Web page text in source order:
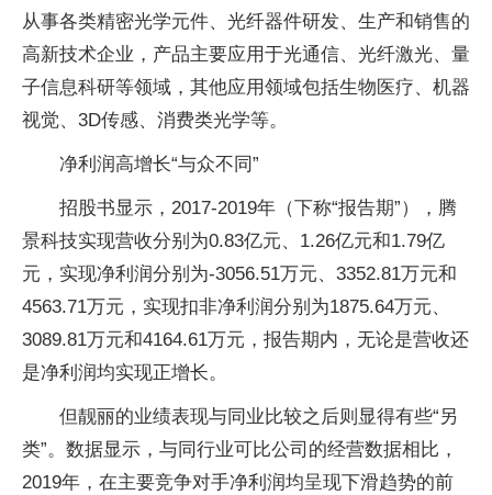
从事各类精密光学元件、光纤器件研发、生产和销售的
高新技术企业，产品主要应用于光通信、光纤激光、量
子信息科研等领域，其他应用领域包括生物医疗、机器
视觉、3D传感、消费类光学等。
净利润高增长“与众不同”
招股书显示，2017-2019年（下称“报告期”），腾
景科技实现营收分别为0.83亿元、1.26亿元和1.79亿
元，实现净利润分别为-3056.51万元、3352.81万元和
4563.71万元，实现扣非净利润分别为1875.64万元、
3089.81万元和4164.61万元，报告期内，无论是营收还
是净利润均实现正增长。
但靓丽的业绩表现与同业比较之后则显得有些“另
类”。数据显示，与同行业可比公司的经营数据相比，
2019年，在主要竞争对手净利润均呈现下滑趋势的前